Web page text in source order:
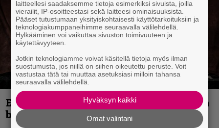
Espoon syyskuu käynnistyy kotimaisen
black metalin merkeissä
laitteellesi saadaksemme tietoja esimerkiksi sivuista, joilla
vierailit, IP-osoitteestasi sekä laitteesi ominaisuuksista.
Pääset tutustumaan yksityiskohtaisesti käyttötarkoituksiin ja
teknologiakumppaneihimme seuraavalla välilehdellä.
Hylkääminen voi vaikuttaa sivuston toimivuuteen ja
käytettävyyteen.
Jotkin teknologiamme voivat käsitellä tietoja myös ilman
suostumusta, jos niillä on siihen oikeutettu peruste. Voit
vastustaa tätä tai muuttaa asetuksiasi milloin tahansa
seuraavalla välilehdellä.
Hyväksyn kaikki
Omat valintani